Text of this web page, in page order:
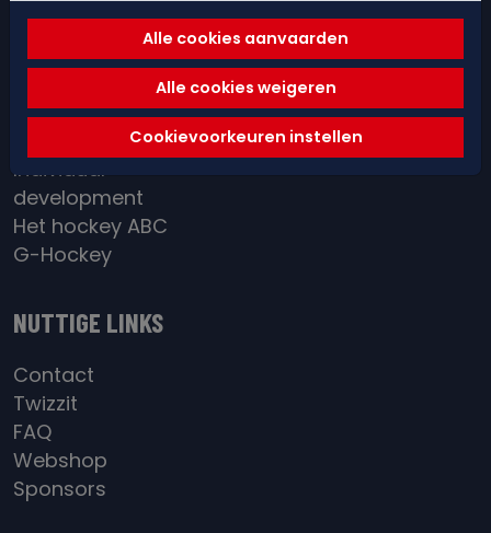
Ploegindeling
Spelregels &
Red&Blue Academy
District / BeGold
Individual
development
Het hockey ABC
G-Hockey
NUTTIGE LINKS
Contact
Twizzit
FAQ
Webshop
Sponsors
Alle cookies aanvaarden
Alle cookies weigeren
Cookievoorkeuren instellen